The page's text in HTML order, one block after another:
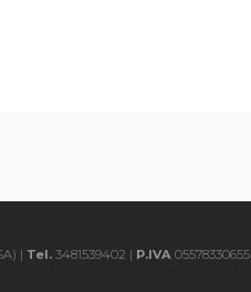
| Tel.3481539402 | P.IVA05578330655